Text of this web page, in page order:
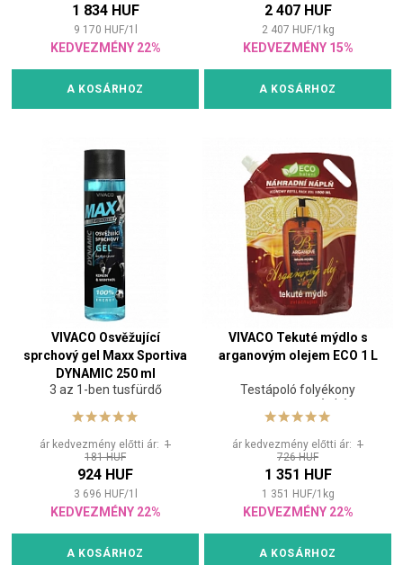
1 834 HUF
9 170 HUF/1
KEDVEZMÉNY 22%
A KOSÁRHOZ
2 407 HUF
2 407 HUF/1 kg
KEDVEZMÉNY 15%
A KOSÁRHOZ
VIVACO Osvěžující
sprchový gel Maxx Sportiva
DYNAMIC 250 ml
3 az 1-ben tusfürdő
ár kedvezmény előtti ár: 1
181 HUF
924 HUF
3 696 HUF/1
KEDVEZMÉNY 22%
A KOSÁRHOZ
VIVACO Tekuté mýdlo s
arganovým olejem ECO 1 L
Testápoló folyékony
szappan testre és kézre
ár kedvezmény előtti ár: 1
726 HUF
1 351 HUF
1 351 HUF/1 kg
KEDVEZMÉNY 22%
A KOSÁRHOZ